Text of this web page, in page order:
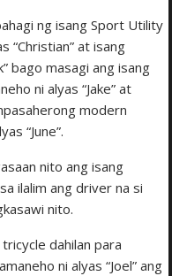
ng isang Sport Utility
“Christian” at isang
bago masagi ang isang
ni alyas “Jake” at
modern
“June”.
nito ang isang
ilalim ang driver na si
nito.
dahilan para
ni alyas “Joel” ang